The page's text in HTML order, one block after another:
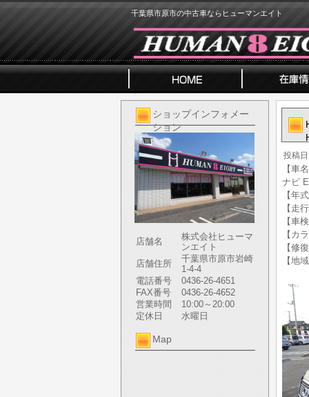
千葉県市原市の中古車ならヒューマンエイト
ショップインフォメー
ション
店舗名
株式会社ヒューマ
ンエイト
店舗住所
千葉県市原市岩崎
1-4-4
電話番号
0436-26-4651
FAX番号
0436-26-4652
営業時間
10:00～20:00
定休日
水曜日
Map
投稿日
【車
ナビ
【年
【走
【車
【カ
【修
【地